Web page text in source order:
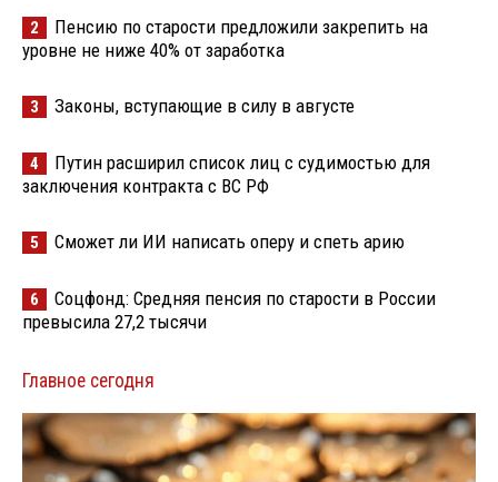
2
Пенсию по старости предложили закрепить на
уровне не ниже 40% от заработка
3 Законы, вступающие в силу в августе
4
Путин расширил список лиц с судимостью для
заключения контракта с ВС РФ
5 Сможет ли ИИ написать оперу и спеть арию
6
Соцфонд: Средняя пенсия по старости в России
превысила 27,2 тысячи
Главное сегодня